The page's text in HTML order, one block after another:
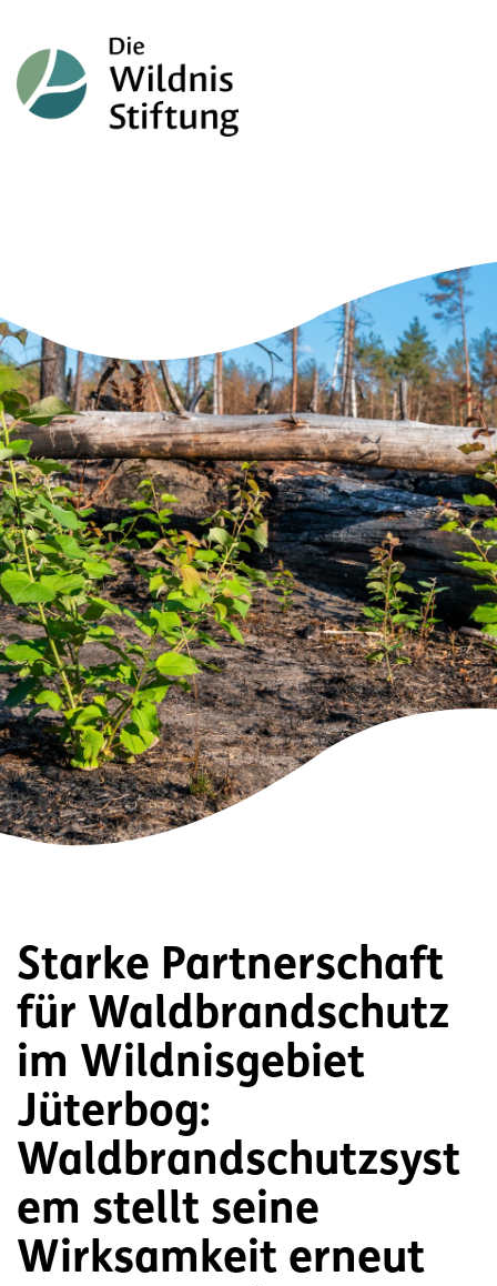
Starke Partnerschaft
für Waldbrandschutz
im Wildnisgebiet
Jüterbog:
Waldbrandschutzsyst
em stellt seine
Wirksamkeit erneut